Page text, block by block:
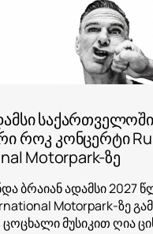
როკ კონცერტი
Motorpark-ზე
ბრაიან ადამსი 2027
Motorpark-ზე
მუსიკით ღია